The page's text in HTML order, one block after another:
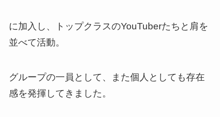
に加入し、トップクラスのYouTuberたちと肩を
並べて活動。
グループの一員として、また個人としても存在
感を発揮してきました。